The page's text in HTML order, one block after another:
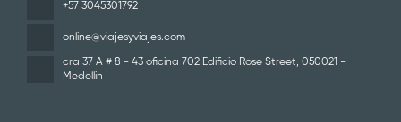
+57 3045301792
online@viajesyviajes.com
cra 37 A # 8 - 43 oficina 702 Edificio Rose Street, 050021 -
Medellin